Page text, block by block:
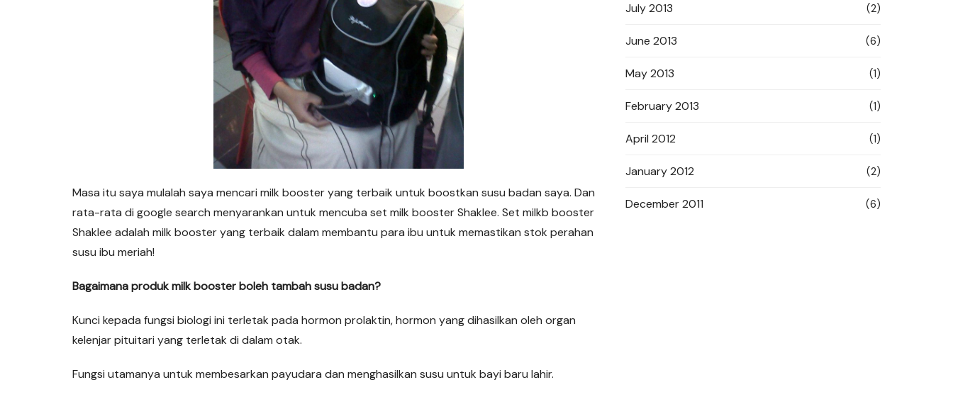
Masa itu saya mulalah saya mencari milk booster yang terbaik untuk boostkan susu badan saya. Dan
rata-rata di google search menyarankan untuk mencuba set milk booster Shaklee. Set milkb booster
Shaklee adalah milk booster yang terbaik dalam membantu para ibu untuk memastikan stok perahan
susu ibu meriah!
Bagaimana produk milk booster boleh tambah susu badan?
Kunci kepada fungsi biologi ini terletak pada hormon prolaktin, hormon yang dihasilkan oleh organ
kelenjar pituitari yang terletak di dalam otak.
Fungsi utamanya untuk membesarkan payudara dan menghasilkan susu untuk bayi baru lahir.
July 2013 (2)
June 2013 (6)
May 2013 (1)
February 2013 (1)
April 2012 (1)
January 2012 (2)
December 2011 (6)